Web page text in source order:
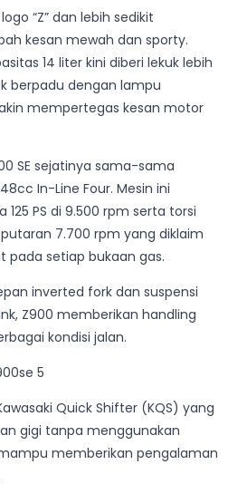
“Z” dan lebih sedikit
kesan mewah dan sporty.
14 liter kini diberi lekuk lebih
berpadu dengan lampu
mempertegas kesan motor
SE sejatinya sama-sama
In-Line Four. Mesin ini
PS di 9.500 rpm serta torsi
7.700 rpm yang diklaim
pada setiap bukaan gas.
inverted fork dan suspensi
Z900 memberikan handling
kondisi jalan.
Quick Shifter (KQS) yang
gigi tanpa menggunakan
memberikan pengalaman